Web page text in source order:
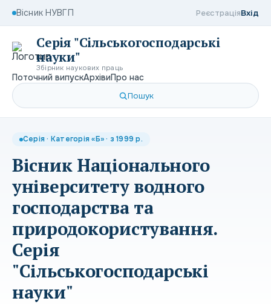
Вісник НУВГП РеєстраціяВхід
Серія "Сільськогосподарські
науки"
Збірник наукових праць
Поточний випускАрхівиПро нас
Пошук
Серія · Категорія «Б» · з 1999 р.
Вісник Національного
університету водного
господарства та
природокористування.
Серія
"Сільськогосподарські
науки"